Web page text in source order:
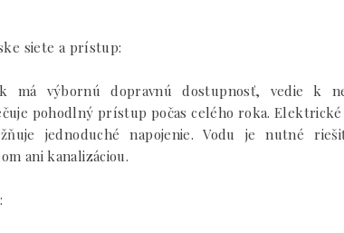
siete a prístup:
má výbornú dopravnú dostupnosť, vedie k
pohodlný prístup počas celého roka.
jednoduché napojenie. Vodu je nutné
ani kanalizáciou.